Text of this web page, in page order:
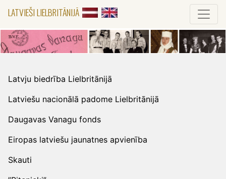
LATVIEŠI LIELBRITĀNIJĀ
Latvju biedrība Lielbritānijā
Latviešu nacionālā padome Lielbritānijā
Daugavas Vanagu fonds
Eiropas latviešu jaunatnes apvienība
Skauti